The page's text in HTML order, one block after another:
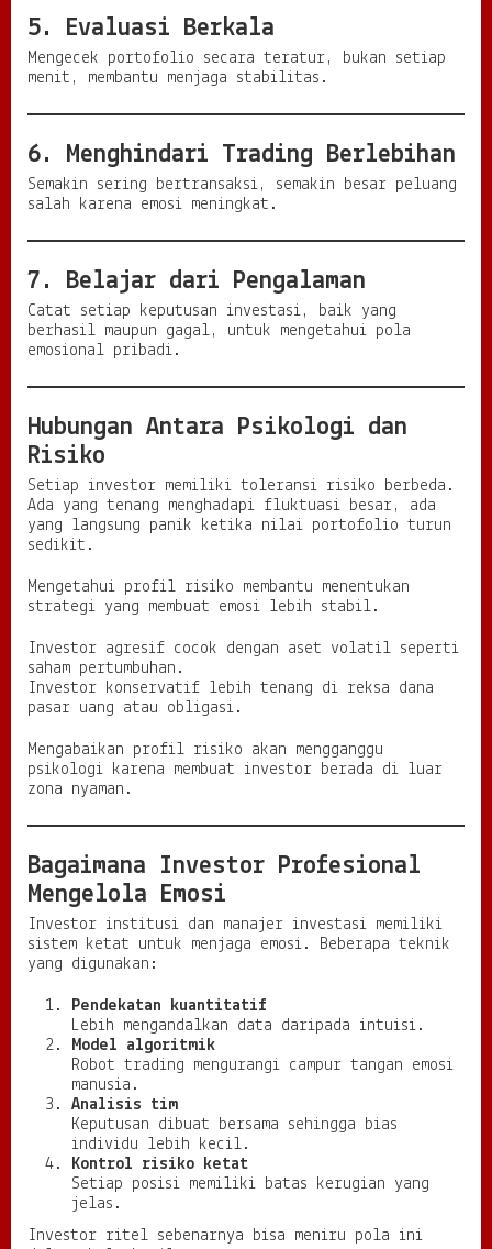
5. Evaluasi Berkala
Mengecek portofolio secara teratur, bukan setiap
menit, membantu menjaga stabilitas.
6. Menghindari Trading Berlebihan
Semakin sering bertransaksi, semakin besar peluang
salah karena emosi meningkat.
7. Belajar dari Pengalaman
Catat setiap keputusan investasi, baik yang
berhasil maupun gagal, untuk mengetahui pola
emosional pribadi.
Hubungan Antara Psikologi dan
Risiko
Setiap investor memiliki toleransi risiko berbeda.
Ada yang tenang menghadapi fluktuasi besar, ada
yang langsung panik ketika nilai portofolio turun
sedikit.
Mengetahui profil risiko membantu menentukan
strategi yang membuat emosi lebih stabil.
Investor agresif cocok dengan aset volatil seperti
saham pertumbuhan.
Investor konservatif lebih tenang di reksa dana
pasar uang atau obligasi.
Mengabaikan profil risiko akan mengganggu
psikologi karena membuat investor berada di luar
zona nyaman.
Bagaimana Investor Profesional
Mengelola Emosi
Investor institusi dan manajer investasi memiliki
sistem ketat untuk menjaga emosi. Beberapa teknik
yang digunakan:
Pendekatan kuantitatif
Lebih mengandalkan data daripada intuisi.
Model algoritmik
Robot trading mengurangi campur tangan emosi
manusia.
Analisis tim
Keputusan dibuat bersama sehingga bias
individu lebih kecil.
Kontrol risiko ketat
Setiap posisi memiliki batas kerugian yang
jelas.
Investor ritel sebenarnya bisa meniru pola ini